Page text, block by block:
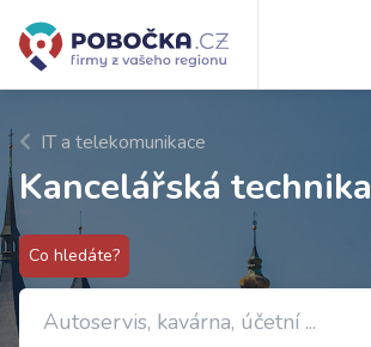
IT a telekomunikace
Kancelářská technika
Co hledáte?